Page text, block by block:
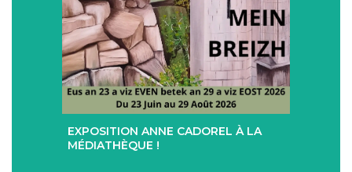
+
EXPOSITION ANNE CADOREL À LA
MÉDIATHÈQUE !